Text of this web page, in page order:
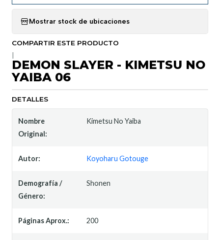
Mostrar stock de ubicaciones
COMPARTIR ESTE PRODUCTO
DEMON SLAYER - KIMETSU NO
YAIBA 06
DETALLES
Nombre
Original:
Kimetsu No Yaiba
Autor: Koyoharu Gotouge
Demografía /
Género:
Shonen
Páginas Aprox.: 200